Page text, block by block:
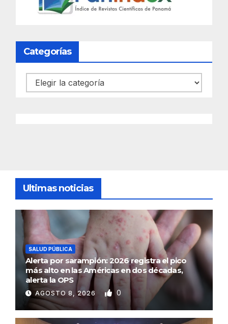
Categorías
Categorías
Ultimas noticias
SALUD PÚBLICA
Alerta por sarampión: 2026 registra el pico
más alto en las Américas en dos décadas,
alerta la OPS
AGOSTO 8, 2026 0